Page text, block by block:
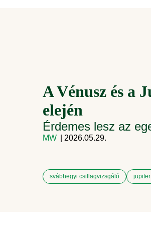
A Vénusz és a
elején
Érdemes lesz az
MW | 2026.05.29.
svábhegyi csillagvizsgáló jupiter